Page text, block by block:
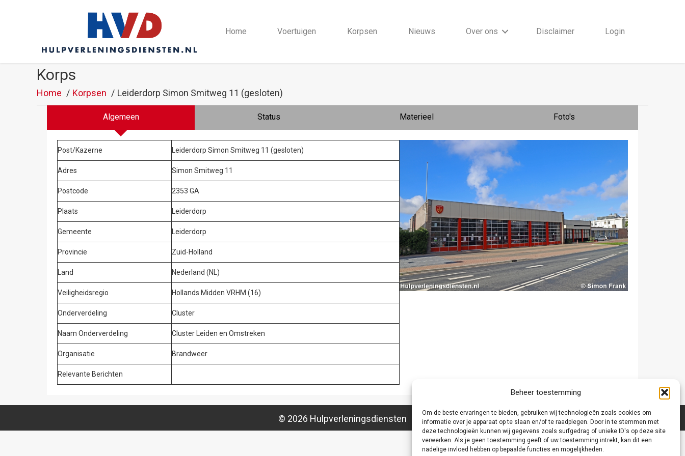
Beheer toestemming
Om de beste ervaringen te bieden, gebruiken wij technologieën zoals cookies om
informatie over je apparaat op te slaan en/of te raadplegen. Door in te stemmen met
deze technologieën kunnen wij gegevens zoals surfgedrag of unieke ID's op deze site
verwerken. Als je geen toestemming geeft of uw toestemming intrekt, kan dit een
nadelige invloed hebben op bepaalde functies en mogelijkheden.
Home Voertuigen Korpsen Nieuws Over ons Disclaimer Login
Korps
Home Korpsen Leiderdorp Simon Smitweg 11 (gesloten)
Algemeen Status Materieel Foto's
Post/Kazerne Leiderdorp Simon Smitweg 11 (gesloten)
Adres Simon Smitweg 11
Postcode 2353 GA
Plaats Leiderdorp
Gemeente Leiderdorp
Provincie Zuid-Holland
Land Nederland (NL)
Veiligheidsregio Hollands Midden VRHM (16)
Onderverdeling Cluster
Naam Onderverdeling Cluster Leiden en Omstreken
Organisatie Brandweer
Relevante Berichten
© 2026 Hulpverleningsdiensten